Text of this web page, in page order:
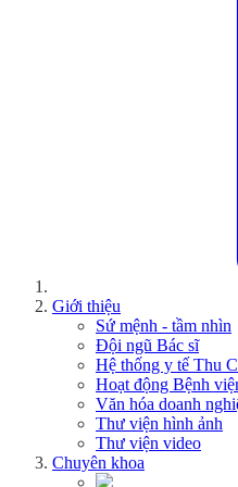
Giới thiệu
Sứ mệnh - tầm nhìn
Đội ngũ Bác sĩ
Hệ thống y tế Thu
Hoạt động Bệnh
Văn hóa doanh
Thư viện hình ảnh
Thư viện video
Chuyên khoa